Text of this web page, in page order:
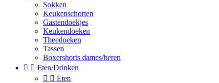
Sokken
Keukenschorten
Gastendoekjes
Keukendoeken
Theedoeken
Tassen
Boxershorts dames/heren
  Eten/Drinken
  Eten